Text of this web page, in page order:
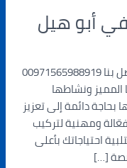
أبو هيل
تركيب كاميرات مراقبة في أبو هيل – اتصل بنا 00971565988919
ونشاطها
بحاجة دائمة إلى تعزيز
ومهنية لتركيب
احتياجاتك بأعلى
[…]